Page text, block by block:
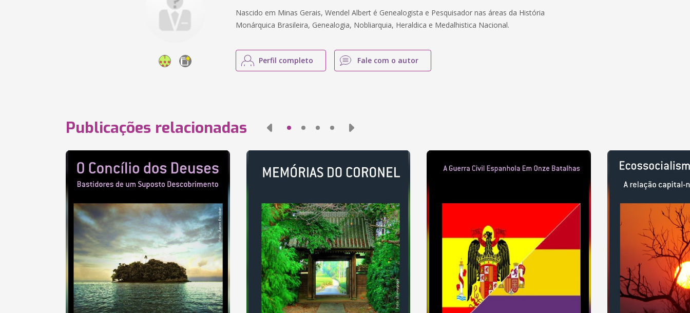
Nascido em Minas Gerais, Wendel Albert é Genealogista e Pesquisador nas áreas da História
Monárquica Brasileira, Genealogia, Nobliarquia, Heraldica e Medalhistica Nacional.
Perfil completo Fale com o autor
Publicações relacionadas